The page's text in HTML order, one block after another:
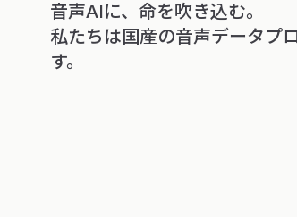
音声AIに、命を吹き込む。
私たちは国産の音声データプ
す。